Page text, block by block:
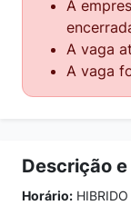
A
A vaga
A vaga
Descrição
Horário: HIBRIDO